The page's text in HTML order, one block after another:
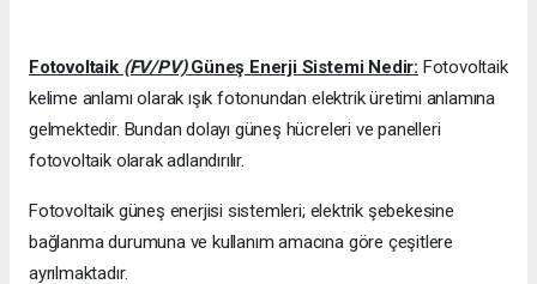
Fotovoltaik (FV/PV)Güneş Enerji Sistemi Nedir: Fotovoltaik
kelime anlamı olarak ışık fotonundan elektrik üretimi anlamına
gelmektedir. Bundan dolayı güneş hücreleri ve panelleri
fotovoltaik olarak adlandırılır.
Fotovoltaik güneş enerjisi sistemleri; elektrik şebekesine
bağlanma durumuna ve kullanım amacına göre çeşitlere
ayrılmaktadır.